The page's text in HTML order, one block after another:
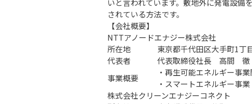
いと言われています。敷地外に発電設備
されている方法です。
【会社概要】
NTTアノードエナジー株式会社
所在地
東京都千代田区大手町1丁
代表者
代表取締役社長 高間 徹
事業概要
・再生可能エネルギー事
・スマートエネルギー事業
株式会社クリーンエナジーコネクト